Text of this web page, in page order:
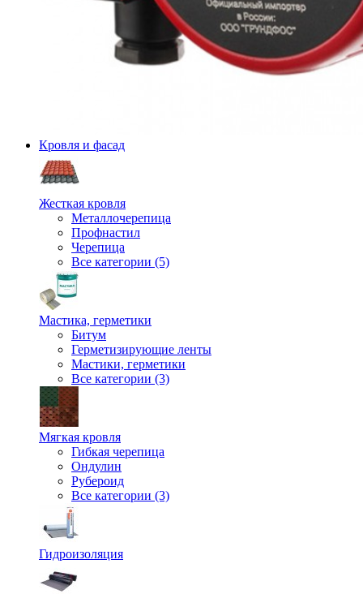
Кровля и фасад
Жесткая кровля
Металлочерепица
Профнастил
Черепица
Все категории (5)
Мастика, герметики
Битум
Герметизирующие ленты
Мастики, герметики
Все категории (3)
Мягкая кровля
Гибкая черепица
Ондулин
Рубероид
Все категории (3)
Гидроизоляция